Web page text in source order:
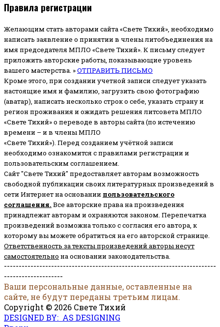
Правила регистрации
Желающим стать авторами сайта «Свете Тихий», необходимо
написать заявление о принятии в члены литобъединения на
имя председателя МПЛО «Свете Тихий». К письму следует
приложить авторские работы, показывающие уровень
вашего мастерства. »ОТПРАВИТЬ ПИСЬМО
Кроме этого, при создании учетной записи следует указать
настоящие имя и фамилию, загрузить свою фотографию
(аватар), написать несколько строк о себе, указать страну и
регион проживания и ожидать решения литсовета МПЛО
«Свете Тихий» о переводе в авторы сайта (по истечению
времени – и в члены МПЛО
«Свете Тихий»). Перед созданием учётной записи
необходимо ознакомится с правилами регистрации и
пользовательским соглашением.
Сайт "Свете Тихий" предоставляет авторам возможность
свободной публикации своих литературных произведений в
сети Интернет на основании пользовательского
соглашения. Все авторские права на произведения
принадлежат авторам и охраняются законом. Перепечатка
произведений возможна только с согласия его автора, к
которому вы можете обратиться на его авторской странице.
Ответственность за тексты произведений авторы несут
самостоятельно на основании законодательства.
------------------------------------------------------------------------
--------------------
Ваши персональные данные, оставленные на
сайте, не будут переданы третьим лицам.
Copyright © 2026 Свете Тихий
DESIGNED BY: AS DESIGNING